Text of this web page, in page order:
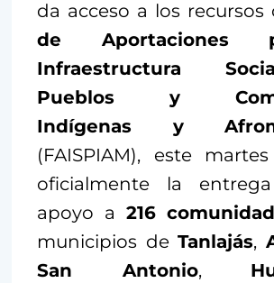
da acceso a los recursos
de Aportaciones
Infraestructura
Pueblos y
Indígenas y
(FAISPIAM), este
oficialmente la
apoyo a 216
municipios deTanlajás,
San Antonio,